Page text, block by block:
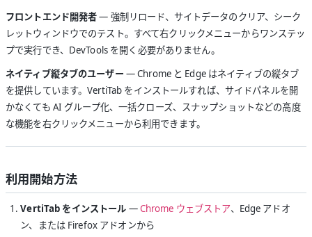
フロントエンド開発者— 強制リロード、サイトデータのクリア、シーク
レットウィンドウでのテスト。すべて右クリックメニューからワンステッ
プで実行でき、DevTools を開く必要がありません。
ネイティブ縦タブのユーザー — Chrome と Edge はネイティブの縦タブ
を提供しています。VertiTab をインストールすれば、サイドパネルを開
かなくても AI グループ化、一括クローズ、スナップショットなどの高度
な機能を右クリックメニューから利用できます。
利用開始方法
VertiTab をインストール —Chrome ウェブストア、Edge アドオ
ン、または Firefox アドオンから